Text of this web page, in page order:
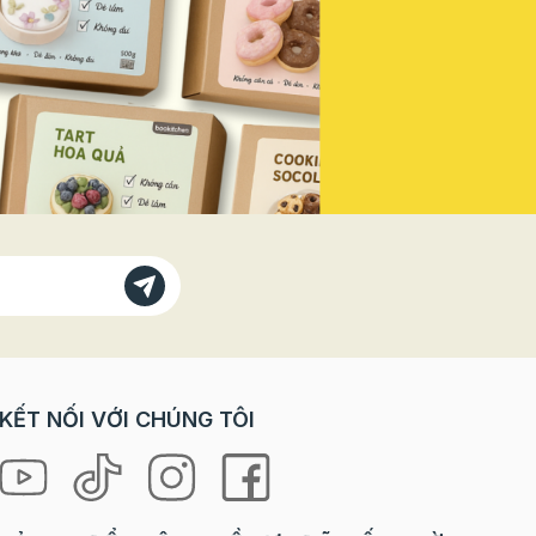
sao
với các
chơi
lại
cả
mang
cho
cần
mọi
doanh thu mùa lễ hội năm nay! Vì
Sao Bạn Không Thể Đứng Ngoài
"Sân Khấu" Này? Trong các dịp
lễ lớn, đặc biệt là ngày Quốc
khánh, tâm lý khách hàng có sự
thay đổi rõ rệt: Nhu cầu "check-
in" tăng vọt: Khách hàng, đặc
biệt là giới trẻ, luôn tìm kiếm
mang đậm tinh thần lễ hội để
chụp ảnh và chia sẻ lên mạng xã
nghiệm: Họ không chỉ mua một
mua cả không khí, cảm xúc và
phẩm phiên bản giới hạn (Limited
Edition): Yếu tố độc đáo, chỉ xuất
hiện trong mùa lễ sẽ kích thích
KẾT NỐI VỚI CHÚNG TÔI